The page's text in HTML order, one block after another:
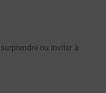
ou inviter à